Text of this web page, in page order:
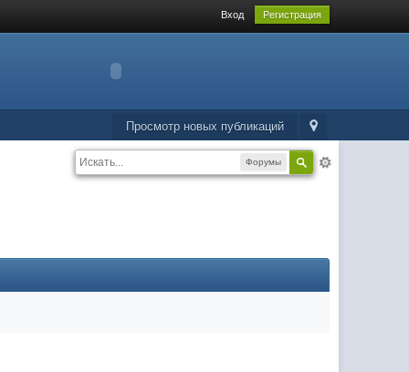
Вход Регистрация
Просмотр новых публикаций
Форумы